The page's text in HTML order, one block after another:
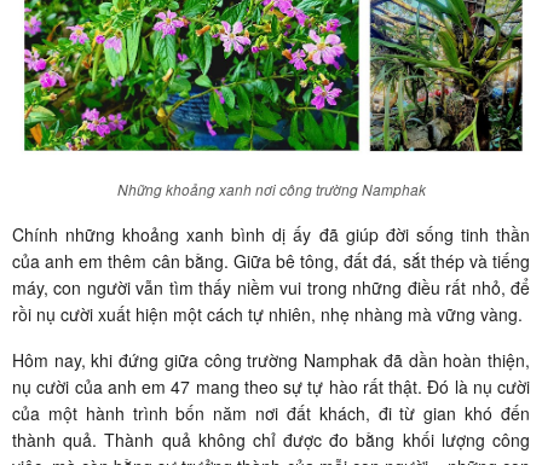
Những khoảng xanh nơi công trường Namphak
Chính những khoảng xanh bình dị ấy đã giúp đời sống tinh thần
của anh em thêm cân bằng. Giữa bê tông, đất đá, sắt thép và tiếng
máy, con người vẫn tìm thấy niềm vui trong những điều rất nhỏ, để
rồi nụ cười xuất hiện một cách tự nhiên, nhẹ nhàng mà vững vàng.
Hôm nay, khi đứng giữa công trường Namphak đã dần hoàn thiện,
nụ cười của anh em 47 mang theo sự tự hào rất thật. Đó là nụ cười
của một hành trình bốn năm nơi đất khách, đi từ gian khó đến
thành quả. Thành quả không chỉ được đo bằng khối lượng công